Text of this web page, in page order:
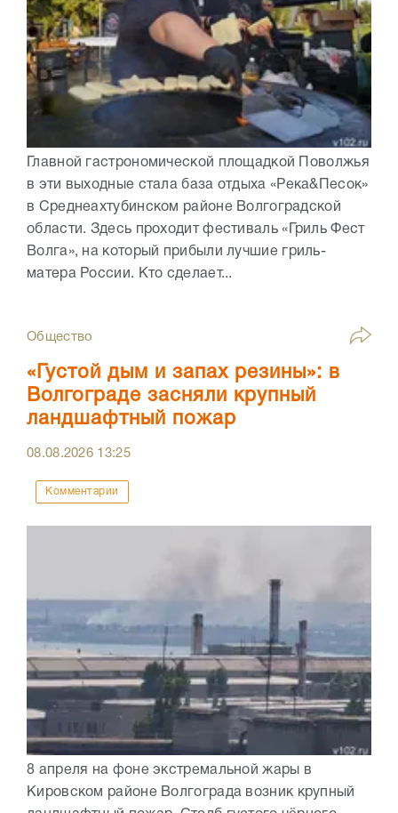
Главной гастрономической площадкой Поволжья
в эти выходные стала база отдыха «Река&Песок»
в Среднеахтубинском районе Волгоградской
области. Здесь проходит фестиваль «Гриль Фест
Волга», на который прибыли лучшие гриль-
матера России. Кто сделает...
Общество
«Густой дым и запах резины»: в
Волгограде засняли крупный
ландшафтный пожар
08.08.2026 13:25
Комментарии
8 апреля на фоне экстремальной жары в
Кировском районе Волгограда возник крупный